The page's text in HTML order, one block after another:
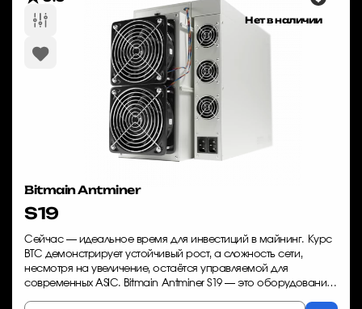
Bitmain Antminer
S19
Сейчас — идеальное время для инвестиций в майнинг. Курс
BTC демонстрирует устойчивый рост, а сложность сети,
несмотря на увеличение, остаётся управляемой для
современных ASIC. Bitmain Antminer S19 — это оборудование,
Нет в наличии